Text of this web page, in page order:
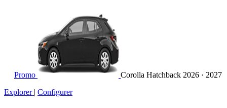
Promo Corolla Hatchback 2026 · 2027
Explorer | Configurer